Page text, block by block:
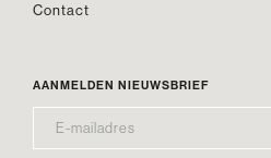
Contact
AANMELDEN NIEUWSBRIEF
MAILADRES*